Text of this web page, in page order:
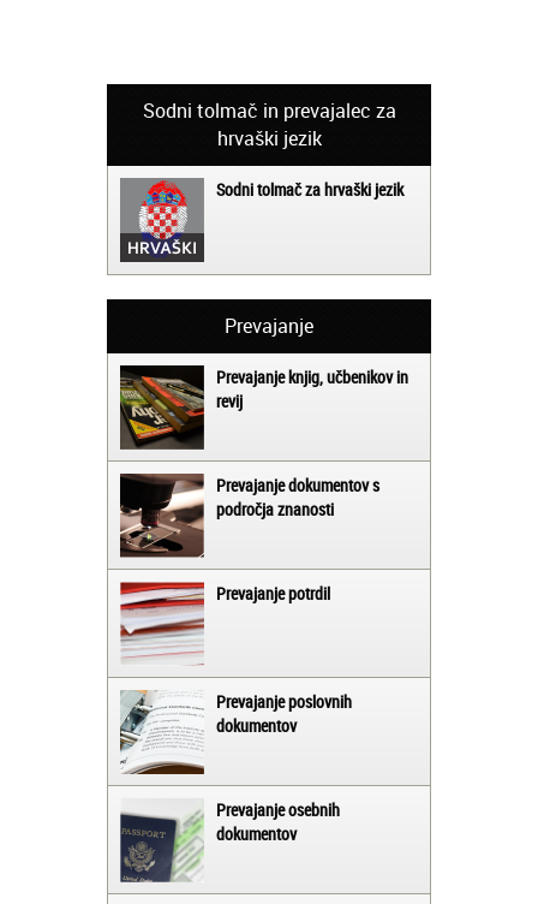
Sodni tolmač in prevajalec za
hrvaški jezik
Sodni tolmač za hrvaški jezik
Prevajanje
Prevajanje knjig, učbenikov in
revij
Prevajanje dokumentov s
področja znanosti
Prevajanje potrdil
Prevajanje poslovnih
dokumentov
Prevajanje osebnih
dokumentov